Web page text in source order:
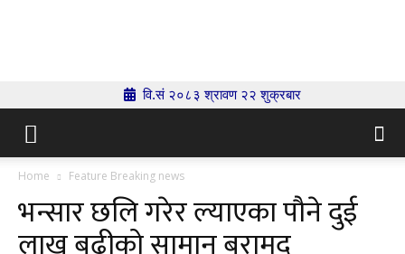
वि.सं २०८३ श्रावण २२ शुक्रबार
Home Feature Breaking news
भन्सार छलि गरेर ल्याएका पौने दुई